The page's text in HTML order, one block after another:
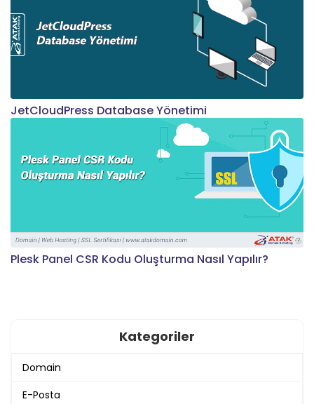
JetCloudPress Database Yönetimi
Plesk Panel CSR Kodu Oluşturma Nasıl Yapılır?
Kategoriler
Domain
E-Posta